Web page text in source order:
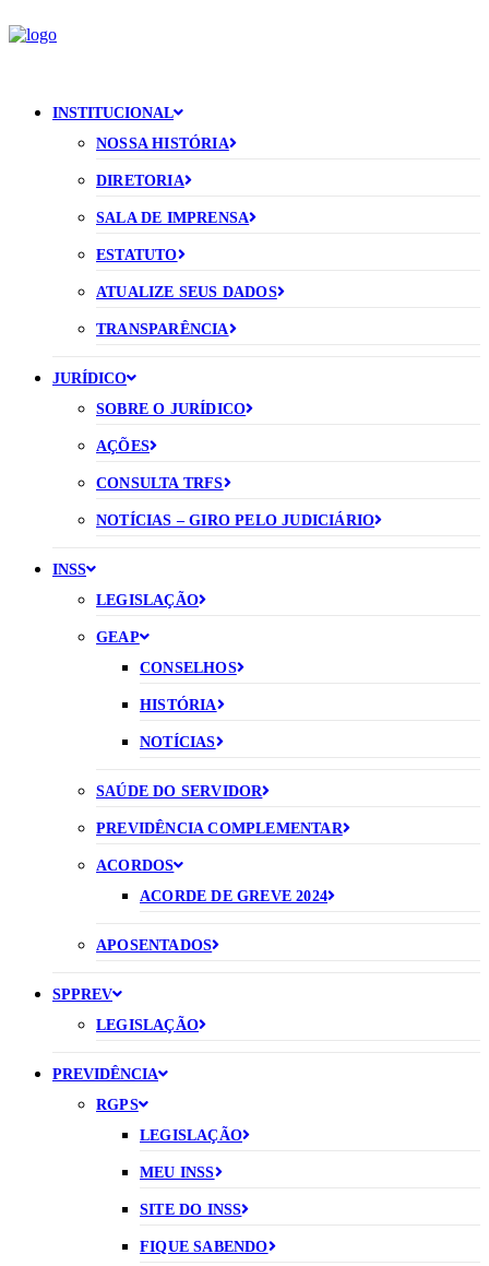
INSTITUCIONAL
NOSSA HISTÓRIA
DIRETORIA
SALA DE IMPRENSA
ESTATUTO
ATUALIZE SEUS DADOS
TRANSPARÊNCIA
JURÍDICO
SOBRE O JURÍDICO
AÇÕES
CONSULTA TRFS
NOTÍCIAS – GIRO PELO JUDICIÁRIO
INSS
LEGISLAÇÃO
GEAP
CONSELHOS
HISTÓRIA
NOTÍCIAS
SAÚDE DO SERVIDOR
PREVIDÊNCIA COMPLEMENTAR
ACORDOS
ACORDE DE GREVE 2024
APOSENTADOS
SPPREV
LEGISLAÇÃO
PREVIDÊNCIA
RGPS
LEGISLAÇÃO
MEU INSS
SITE DO INSS
FIQUE SABENDO